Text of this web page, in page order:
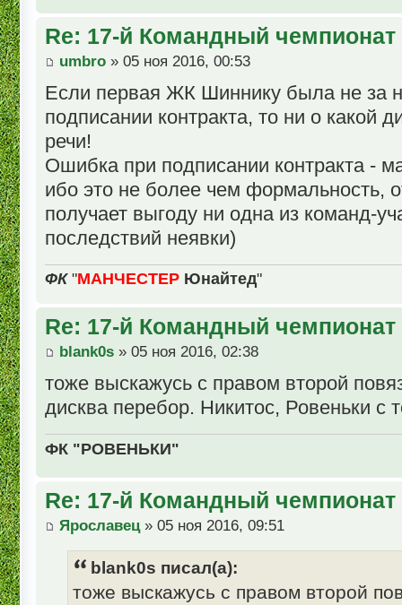
Re: 17-й Командный чемпионат
umbro » 05 ноя 2016, 00:53
Если первая ЖК Шиннику была не за
подписании контракта, то ни о какой
речи!
Ошибка при подписании контракта -
ибо это не более чем формальность,
получает выгоду ни одна из команд-
последствий неявки)
ФК"МАНЧЕСТЕР Юнайтед"
Re: 17-й Командный чемпионат
blank0s » 05 ноя 2016, 02:38
тоже выскажусь с правом второй
дисква перебор. Никитос, Ровеньки с
ФК "РОВЕНЬКИ"
Re: 17-й Командный чемпионат
Ярославец» 05 ноя 2016, 09:51
blank0s писал(а):
тоже выскажусь с правом второй